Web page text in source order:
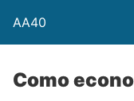
AA40
Como